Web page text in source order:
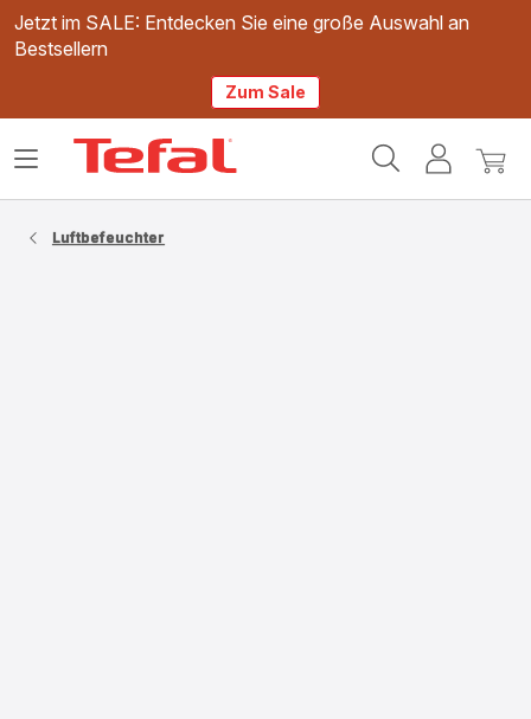
Jetzt im SALE: Entdecken Sie eine große Auswahl an
Bestsellern
Zum Sale
Mein
Mein
Das
Luftbefeuchter